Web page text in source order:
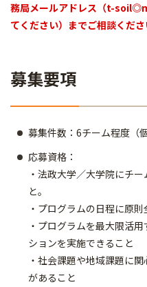
務局メールアドレス（t-
てください）までご相談くださ
募集要項
募集件数：6チーム程度（
応募資格：
・法政大学／大学院にチ
と。
・プログラムの日程に原
・プログラムを最大限活
ションを実施できること
・社会課題や地域課題に
があること